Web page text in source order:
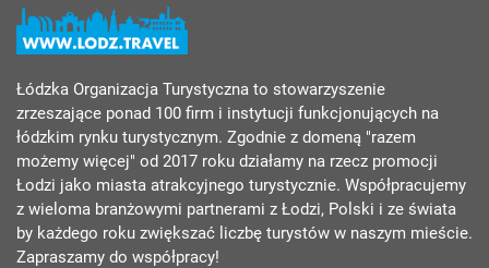
Łódzka Organizacja Turystyczna to stowarzyszenie
zrzeszające ponad 100 firm i instytucji funkcjonujących na
łódzkim rynku turystycznym. Zgodnie z domeną "razem
możemy więcej" od 2017 roku działamy na rzecz promocji
Łodzi jako miasta atrakcyjnego turystycznie. Współpracujemy
z wieloma branżowymi partnerami z Łodzi, Polski i ze świata
by każdego roku zwiększać liczbę turystów w naszym mieście.
Zapraszamy do współpracy!